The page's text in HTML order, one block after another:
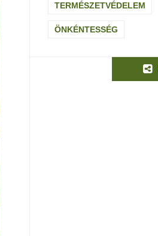
TERMÉSZETVÉDELEM
ÖNKÉNTESSÉG